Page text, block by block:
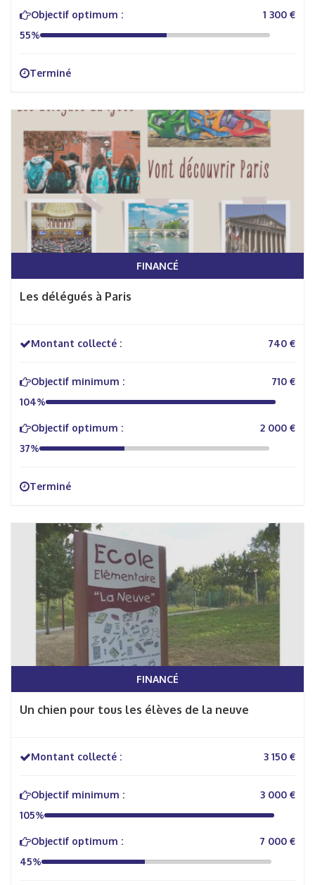
Objectif optimum :
1 300 €
55%
Terminé
FINANCÉ
Les délégués à Paris
Montant collecté : 740 €
Objectif minimum :
710 €
104%
Objectif optimum :
2 000 €
37%
Terminé
FINANCÉ
Un chien pour tous les élèves de la neuve
Montant collecté : 3 150 €
Objectif minimum :
3 000 €
105%
Objectif optimum :
7 000 €
45%